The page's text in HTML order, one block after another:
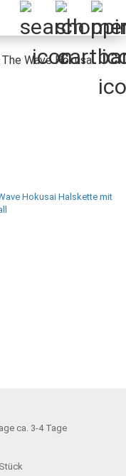
Wave Hokusai
ca. 3-4 Tage